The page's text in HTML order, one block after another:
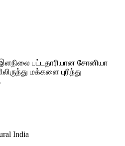
பட்டதாரியான சோனியா
மக்களை புரிந்து
India